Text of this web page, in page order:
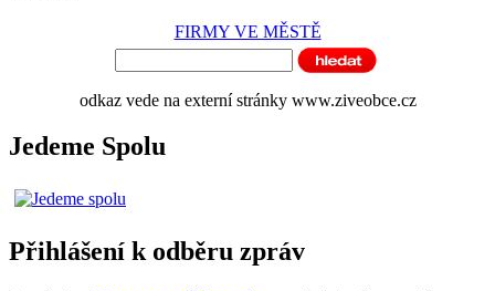
FIRMY VE MĚSTĚ
odkaz vede na externí stránky www.ziveobce.cz
Jedeme Spolu
Přihlášení k odběru zpráv